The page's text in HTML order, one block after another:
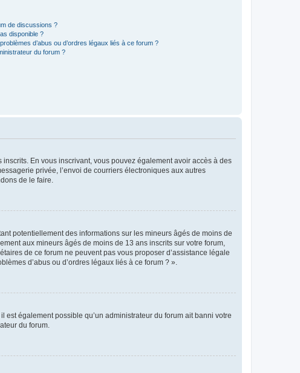
de discussions ?
disponible ?
d’abus ou d’ordres légaux liés à ce forum ?
du forum ?
En vous inscrivant, vous pouvez également avoir accès à des
privée, l’envoi de courriers électroniques aux autres
de le faire.
potentiellement des informations sur les mineurs âgés de moins de
aux mineurs âgés de moins de 13 ans inscrits sur votre forum,
de ce forum ne peuvent pas vous proposer d’assistance légale
d’abus ou d’ordres légaux liés à ce forum ? ».
est également possible qu’un administrateur du forum ait banni votre
du forum.